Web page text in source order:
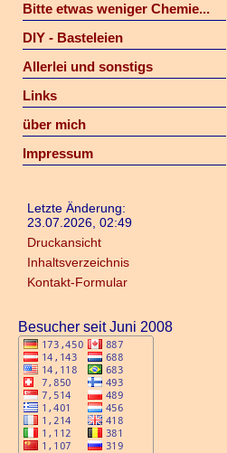
Bitte etwas weniger Chemie...
DIY - Basteleien
Allerlei und sonstigs
Links
über mich
Impressum
Letzte Änderung:
23.07.2026, 02:49
Druckansicht
Inhaltsverzeichnis
Kontakt-Formular
Besucher seit Juni 2008